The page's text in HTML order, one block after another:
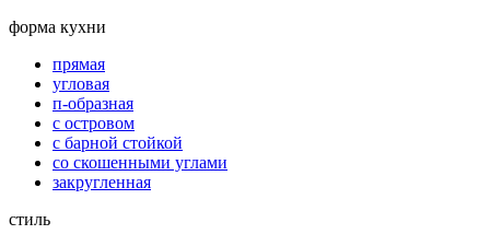
форма кухни
прямая
угловая
п-образная
с островом
с барной стойкой
со скошенными углами
закругленная
стиль